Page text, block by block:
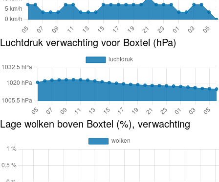
Luchtdruk verwachting voor Boxtel (hPa)
Lage wolken boven Boxtel (%), verwachting